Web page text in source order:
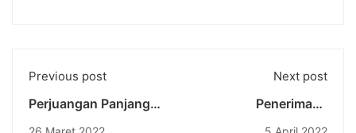
Previous post
Perjuangan Panjang
Next post
Penerimaan